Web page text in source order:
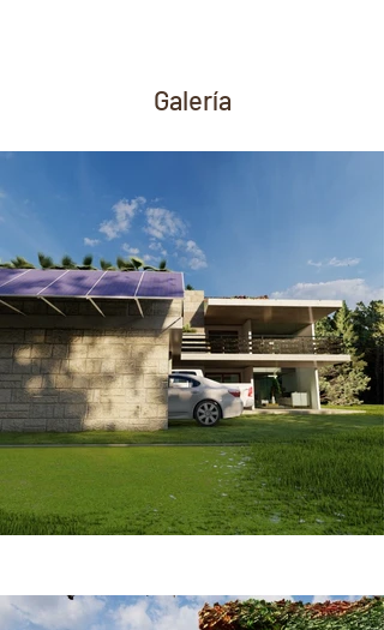
Galería